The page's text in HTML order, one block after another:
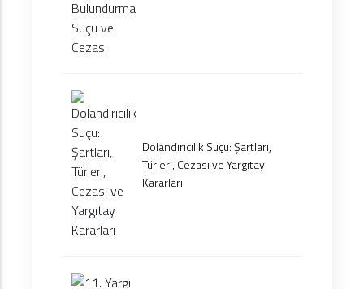
Dolandırıcılık Suçu: Şartları,
Türleri, Cezası ve Yargıtay
Kararları